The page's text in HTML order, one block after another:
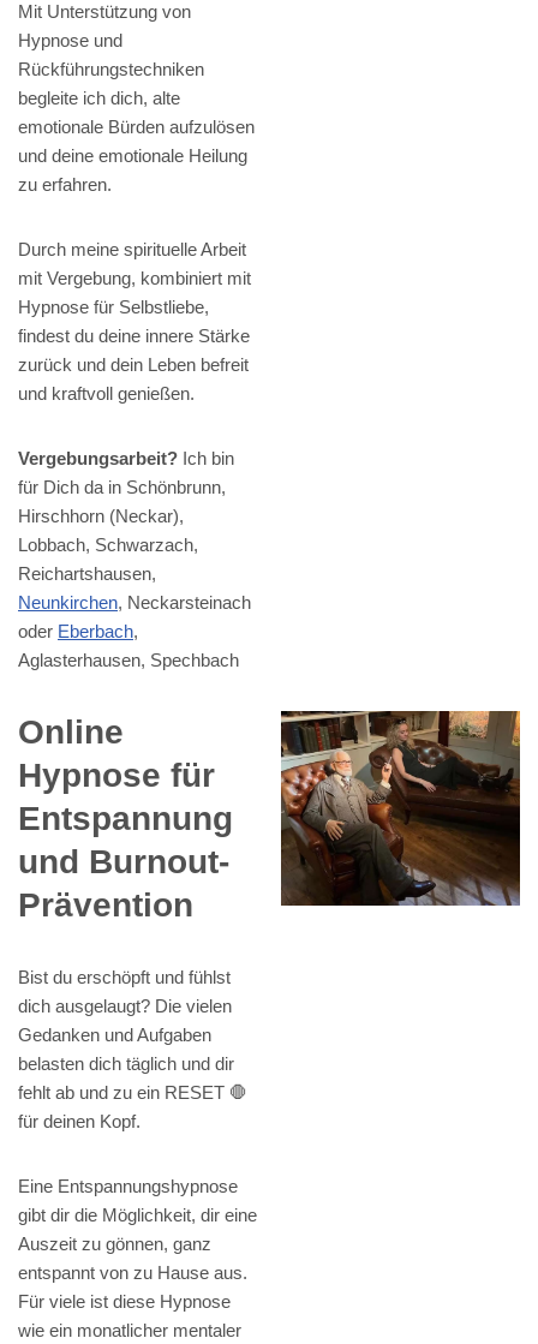
Mit Unterstützung von
Hypnose und
Rückführungstechniken
begleite ich dich, alte
emotionale Bürden aufzulösen
und deine emotionale Heilung
zu erfahren.
Durch meine spirituelle Arbeit
mit Vergebung, kombiniert mit
Hypnose für Selbstliebe,
findest du deine innere Stärke
zurück und dein Leben befreit
und kraftvoll genießen.
Vergebungsarbeit? Ich bin
für Dich da in Schönbrunn,
Hirschhorn (Neckar),
Lobbach, Schwarzach,
Reichartshausen,
Neunkirchen, Neckarsteinach
oder Eberbach,
Aglasterhausen, Spechbach
Online
Hypnose für
Entspannung
und Burnout-
Prävention
Bist du erschöpft und fühlst
dich ausgelaugt? Die vielen
Gedanken und Aufgaben
belasten dich täglich und dir
fehlt ab und zu ein RESET 🛑
für deinen Kopf.
Eine Entspannungshypnose
gibt dir die Möglichkeit, dir eine
Auszeit zu gönnen, ganz
entspannt von zu Hause aus.
Für viele ist diese Hypnose
wie ein monatlicher mentaler